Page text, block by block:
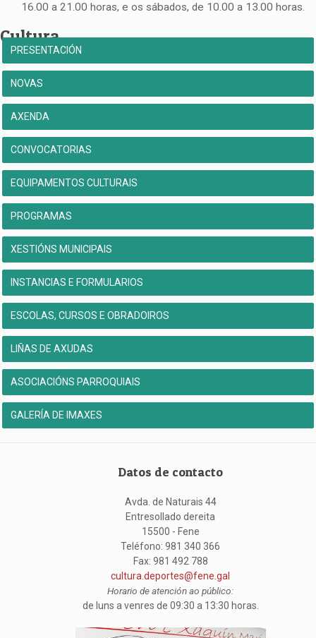
16.00 a 21.00 horas, e os sábados, de 10.00 a 13.00 horas.
Cultura
PRESENTACIÓN
NOVAS
AXENDA
CONVOCATORIAS
EQUIPAMENTOS CULTURAIS
PROGRAMAS
XESTIÓNS MUNICIPAIS
INSTANCIAS E FORMULARIOS
ESCOLAS, CURSOS E OBRADOIROS
LIÑAS DE AXUDAS
ASOCIACIÓNS PARROQUIAIS
GALERÍA DE IMAXES
Datos de contacto
Avda. de Naturais 44
Entresollado dereita
15500 - Fene
Teléfono: 981 340 366
Fax: 981 492 788
cultura.deportes@fene.gal
Horario de atención ao público:
de luns a venres de 09:30 a 13:30 horas.